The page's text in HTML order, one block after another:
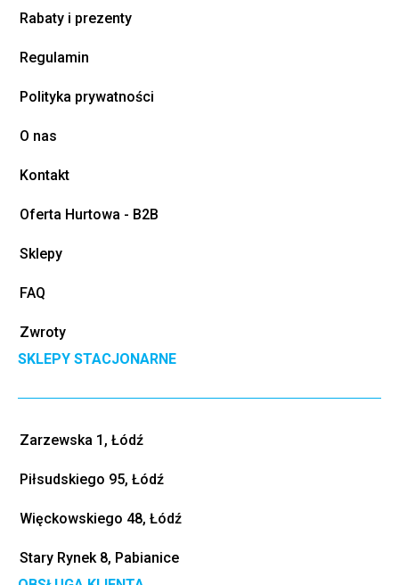
Rabaty i prezenty
Regulamin
Polityka prywatności
O nas
Kontakt
Oferta Hurtowa - B2B
Sklepy
FAQ
Zwroty
SKLEPY STACJONARNE
Zarzewska 1, Łódź
Piłsudskiego 95, Łódź
Więckowskiego 48, Łódź
Stary Rynek 8, Pabianice